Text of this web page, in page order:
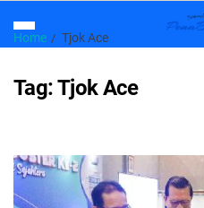
Home Tjok Ace
Tag:Tjok Ace